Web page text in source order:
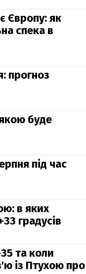
Європу: як
спека в
прогноз
буде
під час
в яких
градусів
та коли
із Птухою про